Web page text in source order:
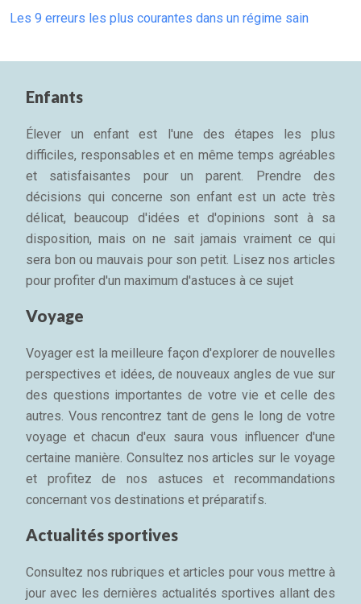
Les 9 erreurs les plus courantes dans un régime sain
Enfants
Élever un enfant est l'une des étapes les plus
difficiles, responsables et en même temps agréables
et satisfaisantes pour un parent. Prendre des
décisions qui concerne son enfant est un acte très
délicat, beaucoup d'idées et d'opinions sont à sa
disposition, mais on ne sait jamais vraiment ce qui
sera bon ou mauvais pour son petit. Lisez nos articles
pour profiter d'un maximum d'astuces à ce sujet
Voyage
Voyager est la meilleure façon d'explorer de nouvelles
perspectives et idées, de nouveaux angles de vue sur
des questions importantes de votre vie et celle des
autres. Vous rencontrez tant de gens le long de votre
voyage et chacun d'eux saura vous influencer d'une
certaine manière. Consultez nos articles sur le voyage
et profitez de nos astuces et recommandations
concernant vos destinations et préparatifs.
Actualités sportives
Consultez nos rubriques et articles pour vous mettre à
jour avec les dernières actualités sportives allant des